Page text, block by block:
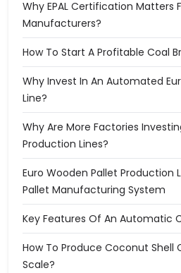
Why EPAL Certification Matters
Manufacturers?
How To Start A Profitable Coal
Why Invest In An Automated
Line?
Why Are More Factories
Production Lines?
Euro Wooden Pallet Production
Pallet Manufacturing System
Key Features Of An Automatic
How To Produce Coconut Shell
Scale?